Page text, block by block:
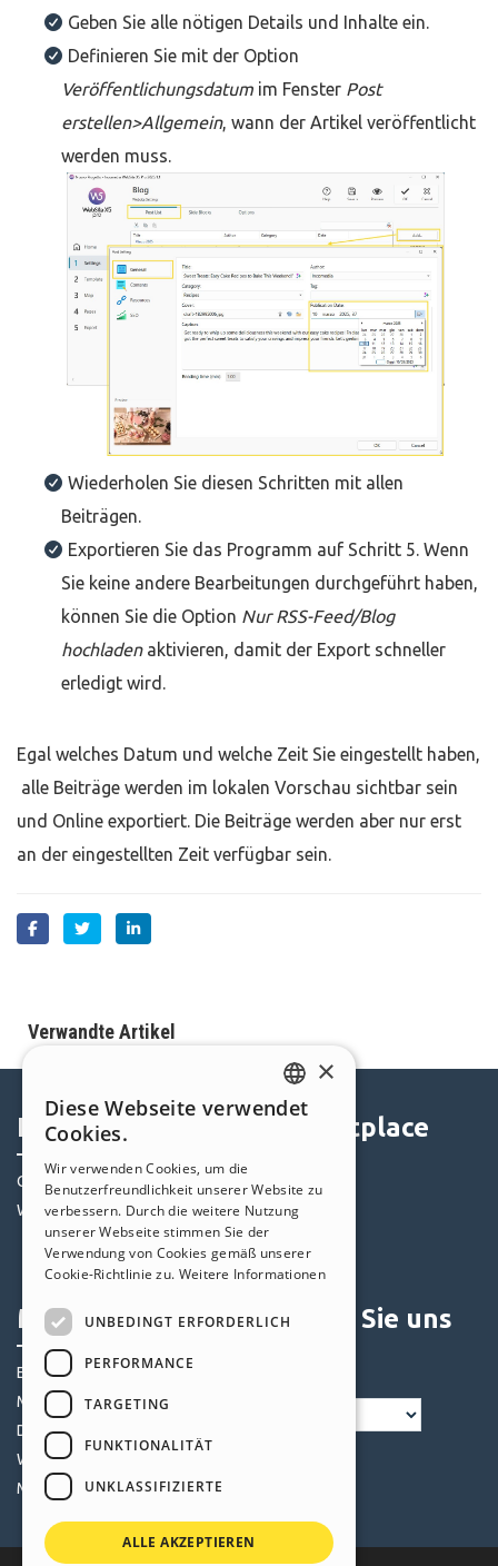
Geben Sie alle nötigen Details und Inhalte ein.
Definieren Sie mit der Option
Veröffentlichungsdatum im Fenster Post
erstellen>Allgemein, wann der Artikel veröffentlicht
werden muss.
Wiederholen Sie diesen Schritten mit allen
Beiträgen.
Exportieren Sie das Programm auf Schritt 5. Wenn
Sie keine andere Bearbeitungen durchgeführt haben,
können Sie die Option Nur RSS-Feed/Blog
hochladen aktivieren, damit der Export schneller
erledigt wird.
Egal welches Datum und welche Zeit Sie eingestellt haben,
alle Beiträge werden im lokalen Vorschau sichtbar sein
und Online exportiert. Die Beiträge werden aber nur erst
an der eingestellten Zeit verfügbar sein.
Verwandte Artikel
Help Center
Community
Websites von Nutzern
Marketplace
Templates
Objekte
Angebote
Mein Profil
Eigene Beiträge
Meine Lizenz
Downloads
Webhosting
Meine Credits
Folgen Sie uns
ENGLISH
GERMAN
SPANISH
PORTUGUESE
×
Diese Webseite verwendet
Cookies.
Wir verwenden Cookies, um die
Benutzerfreundlichkeit unserer Website zu
verbessern. Durch die weitere Nutzung
unserer Webseite stimmen Sie der
Verwendung von Cookies gemäß unserer
Cookie-Richtlinie zu. Weitere Informationen
UNBEDINGT ERFORDERLICH
PERFORMANCE
TARGETING
FUNKTIONALITÄT
UNKLASSIFIZIERTE
ALLE AKZEPTIEREN